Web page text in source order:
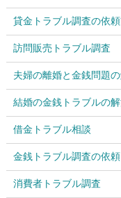
貸金トラブル調査の依
訪問販売トラブル調査
夫婦の離婚と金銭問題
結婚の金銭トラブルの
借金トラブル相談
金銭トラブル調査の依頼
消費者トラブル調査